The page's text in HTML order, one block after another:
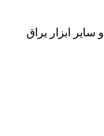
جهت خرید دستگیره شاخه ای G نایس – nice و سایر ابزار یراق